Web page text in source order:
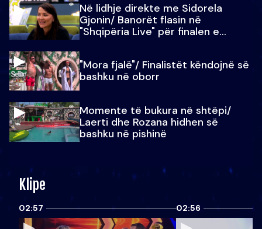
Në lidhje direkte me Sidorela
Gjonin/ Banorët flasin në
"Shqipëria Live" për finalen e
"Mora fjalë"/ Finalistët këndojnë së
bashku në oborr
Momente të bukura në shtëpi/
Laerti dhe Rozana hidhen së
bashku në pishinë
Klipe
02:57 02:56